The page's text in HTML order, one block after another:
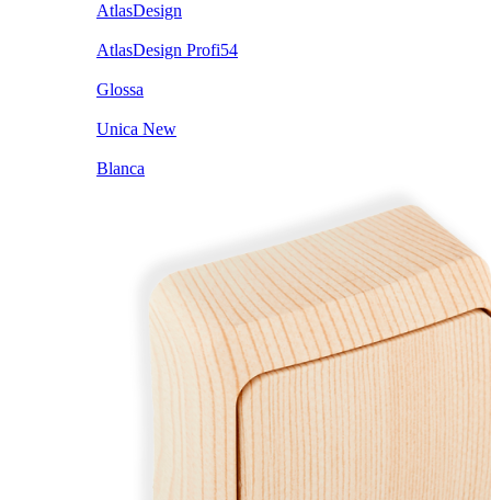
AtlasDesign
AtlasDesign Profi54
Glossa
Unica New
Blanca